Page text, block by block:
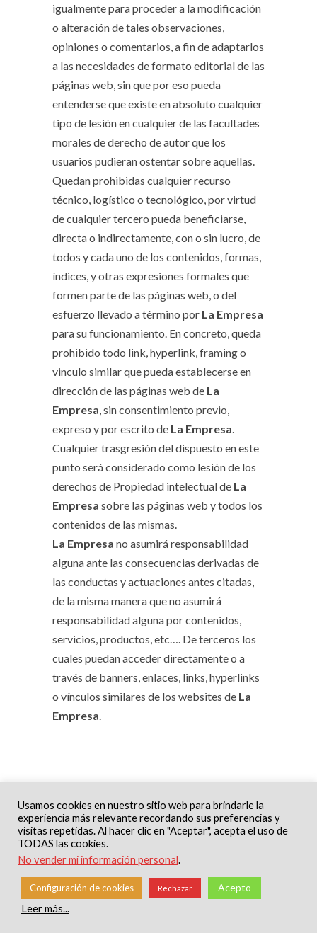
igualmente para proceder a la modificación
o alteración de tales observaciones,
opiniones o comentarios, a fin de adaptarlos
a las necesidades de formato editorial de las
páginas web, sin que por eso pueda
entenderse que existe en absoluto cualquier
tipo de lesión en cualquier de las facultades
morales de derecho de autor que los
usuarios pudieran ostentar sobre aquellas.
Quedan prohibidas cualquier recurso
técnico, logístico o tecnológico, por virtud
de cualquier tercero pueda beneficiarse,
directa o indirectamente, con o sin lucro, de
todos y cada uno de los contenidos, formas,
índices, y otras expresiones formales que
formen parte de las páginas web, o del
esfuerzo llevado a término por La Empresa
para su funcionamiento. En concreto, queda
prohibido todo link, hyperlink, framing o
vinculo similar que pueda establecerse en
dirección de las páginas web de La
Empresa, sin consentimiento previo,
expreso y por escrito de La Empresa.
Cualquier trasgresión del dispuesto en este
punto será considerado como lesión de los
derechos de Propiedad intelectual de La
Empresa sobre las páginas web y todos los
contenidos de las mismas.
La Empresa no asumirá responsabilidad
alguna ante las consecuencias derivadas de
las conductas y actuaciones antes citadas,
de la misma manera que no asumirá
responsabilidad alguna por contenidos,
servicios, productos, etc…. De terceros los
cuales puedan acceder directamente o a
través de banners, enlaces, links, hyperlinks
o vínculos similares de los websites de La
Empresa.
Materiales Can Rull, empresa familiar dedicada a
la comercialización de materiales de
Usamos cookies en nuestro sitio web para brindarle la
experiencia más relevante recordando sus preferencias y
visitas repetidas. Al hacer clic en "Aceptar", acepta el uso de
TODAS las cookies.
No vender mi información personal.
Configuración de cookies Rechazar
Acepto
Leer más...